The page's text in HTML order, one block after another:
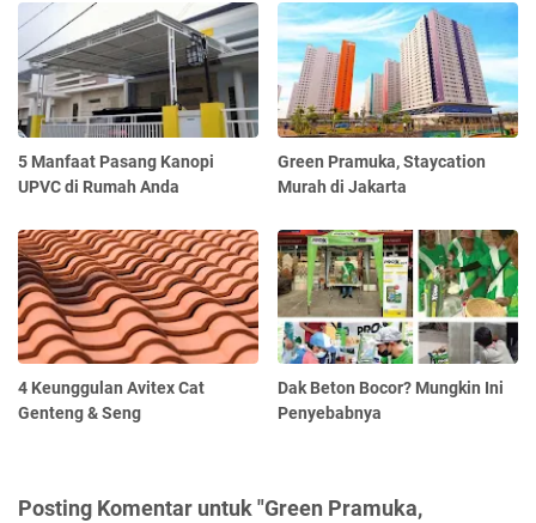
5 Manfaat Pasang Kanopi
UPVC di Rumah Anda
Green Pramuka, Staycation
Murah di Jakarta
4 Keunggulan Avitex Cat
Genteng & Seng
Dak Beton Bocor? Mungkin Ini
Penyebabnya
Posting Komentar untuk "Green Pramuka,